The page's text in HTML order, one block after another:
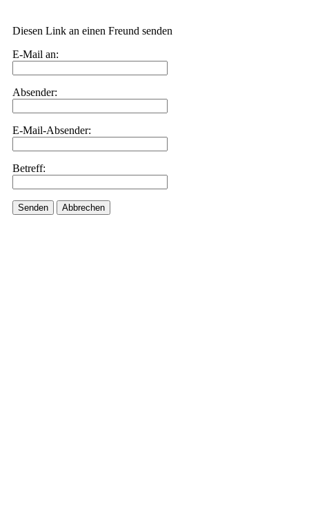
Diesen Link an einen Freund senden
E-Mail an:
Absender:
E-Mail-Absender:
Betreff:
Senden Abbrechen